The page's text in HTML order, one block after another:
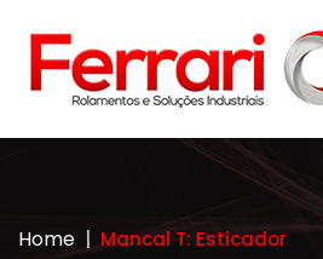
Home Mancal T: Esticador